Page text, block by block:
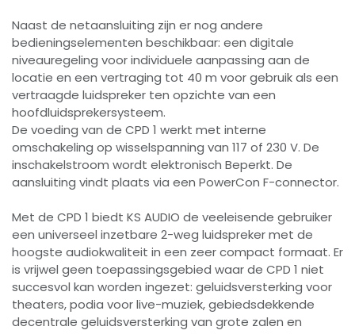
Naast de netaansluiting zijn er nog andere
bedieningselementen beschikbaar: een digitale
niveauregeling voor individuele aanpassing aan de
locatie en een vertraging tot 40 m voor gebruik als een
vertraagde luidspreker ten opzichte van een
hoofdluidsprekersysteem.
De voeding van de CPD 1 werkt met interne
omschakeling op wisselspanning van 117 of 230 V. De
inschakelstroom wordt elektronisch Beperkt. De
aansluiting vindt plaats via een PowerCon F-connector.
Met de CPD 1 biedt KS AUDIO de veeleisende gebruiker
een universeel inzetbare 2-weg luidspreker met de
hoogste audiokwaliteit in een zeer compact formaat. Er
is vrijwel geen toepassingsgebied waar de CPD 1 niet
succesvol kan worden ingezet: geluidsversterking voor
theaters, podia voor live-muziek, gebiedsdekkende
decentrale geluidsversterking van grote zalen en